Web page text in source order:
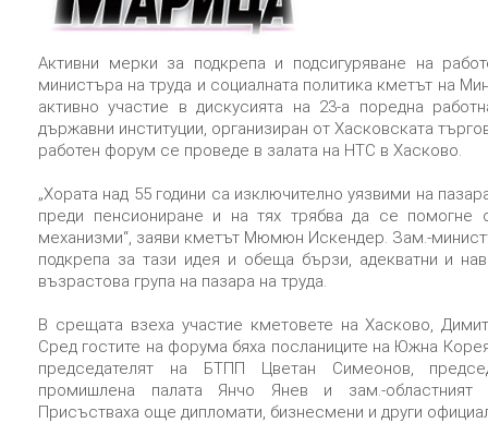
Активни мерки за подкрепа и подсигуряване на
министъра на труда и социалната политика кметът на
активно участие в дискусията на 23-а поредна
държавни институции, организиран от Хасковската
работен форум се проведе в залата на НТС в Хасково.
„Хората над 55 години са изключително уязвими на
преди пенсиониране и на тях трябва да се
механизми“, заяви кметът Мюмюн Искендер. Зам.-
подкрепа за тази идея и обеща бързи, адекватни и
възрастова група на пазара на труда.
В срещата взеха участие кметовете на Хасково,
Сред гостите на форума бяха посланиците на Южна
председателят на БТПП Цветан Симеонов,
промишлена палата Янчо Янев и зам.-областният
Присъстваха още дипломати, бизнесмени и други